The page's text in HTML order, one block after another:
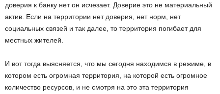
доверия к банку нет он исчезает. Доверие это не материальный
актив. Если на территории нет доверия, нет норм, нет
социальных связей и так далее, то территория погибает для
местных жителей.
И вот тогда выясняется, что мы сегодня находимся в режиме, в
котором есть огромная территория, на которой есть огромное
количество ресурсов, и не смотря на это эта территория